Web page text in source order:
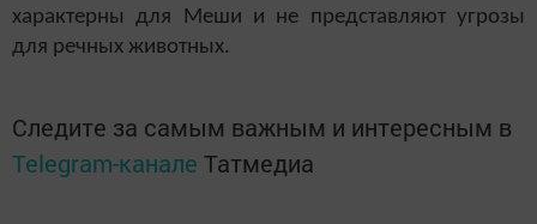
характерны для Меши и не представляют угрозы
для речных животных.
Следите за самым важным и интересным в
Telegram-канале Татмедиа